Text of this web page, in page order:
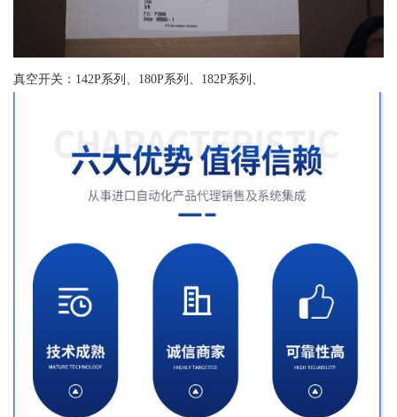
真空开关：142P系列、180P系列、182P系列、